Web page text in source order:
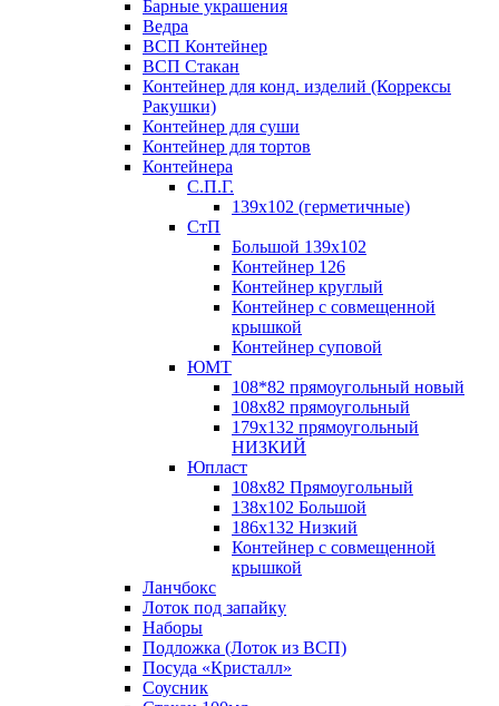
Барные украшения
Ведра
ВСП Контейнер
ВСП Стакан
Контейнер для конд. изделий (Коррексы
Ракушки)
Контейнер для суши
Контейнер для тортов
Контейнера
С.П.Г.
139х102 (герметичные)
СтП
Большой 139х102
Контейнер 126
Контейнер круглый
Контейнер с совмещенной
крышкой
Контейнер суповой
ЮМТ
108*82 прямоугольный новый
108х82 прямоугольный
179х132 прямоугольный
НИЗКИЙ
Юпласт
108х82 Прямоугольный
138х102 Большой
186х132 Низкий
Контейнер с совмещенной
крышкой
Ланчбокс
Лоток под запайку
Наборы
Подложка (Лоток из ВСП)
Посуда «Кристалл»
Соусник